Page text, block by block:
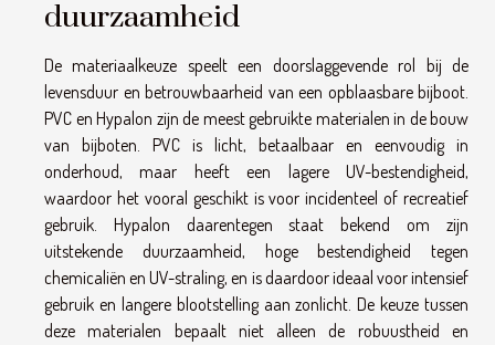
duurzaamheid
De materiaalkeuze speelt een doorslaggevende rol bij de
levensduur en betrouwbaarheid van een opblaasbare bijboot.
PVC en Hypalon zijn de meest gebruikte materialen in de bouw
van bijboten. PVC is licht, betaalbaar en eenvoudig in
onderhoud, maar heeft een lagere UV-bestendigheid,
waardoor het vooral geschikt is voor incidenteel of recreatief
gebruik. Hypalon daarentegen staat bekend om zijn
uitstekende duurzaamheid, hoge bestendigheid tegen
chemicaliën en UV-straling, en is daardoor ideaal voor intensief
gebruik en langere blootstelling aan zonlicht. De keuze tussen
deze materialen bepaalt niet alleen de robuustheid en